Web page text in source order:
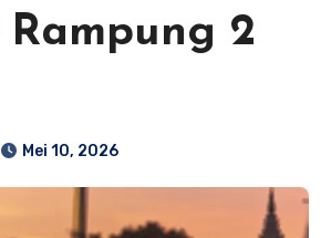
2
Mei 10, 2026